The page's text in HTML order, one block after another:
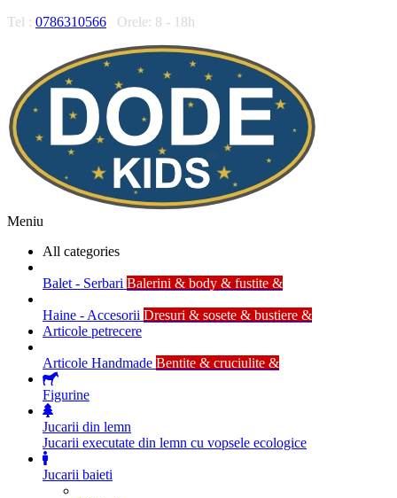
Tel : 0786310566 Orele: 8 - 18h
Meniu
All categories
Balet - Serbari Balerini & body & fustite &
Haine - Accesorii Dresuri & sosete & bustiere &
Articole petrecere
Articole Handmade Bentite & cruciulite &
Figurine
Jucarii din lemn
Jucarii executate din lemn cu vopsele ecologice
Jucarii baieti